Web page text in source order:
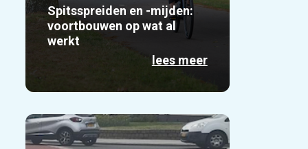
Spitsspreiden en -mijden:
voortbouwen op wat al
werkt
lees meer